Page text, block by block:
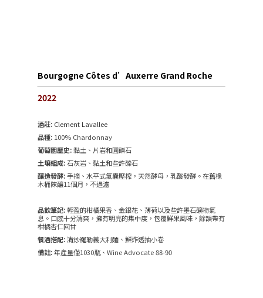
Bourgogne Côtes d’Auxerre Grand Roche
2022
酒莊: Clement Lavallee
品種: 100% Chardonnay
葡萄園歷史:黏土、片岩和圓礫石
土壤組成:石灰岩、黏土和些許礫石
釀造發酵:手摘、水平式氣囊壓榨，天然酵母，乳酸發酵。在舊橡
木桶陳釀11個月，不過濾
品飲筆記:輕盈的柑橘果香、金銀花、薄荷以及些許墨石礦物氣
息。口感十分清爽，擁有明亮的集中度，包覆鮮果風味，餘韻帶有
柑橘杏仁回甘
餐酒搭配:清炒羅勒義大利麵、鮮炸透抽小卷
備註:年產量僅1030瓶、Wine Advocate 88-90